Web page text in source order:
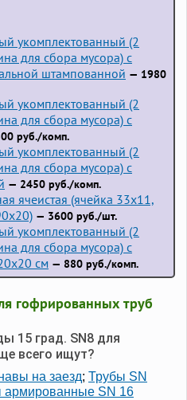
укомплектованный (2
для сбора мусора) с
штампованной — 1980
укомплектованный (2
для сбора мусора) с
руб./комп.
укомплектованный (2
для сбора мусора) с
— 2450 руб./комп.
ячеистая (ячейка 33x11,
— 3600 руб./шт.
укомплектованный (2
для сбора мусора) с
см — 880 руб./комп.
гофрированных труб
15 град. SN8 для
всего ищут?
на заезд; Трубы SN
армированные SN 16